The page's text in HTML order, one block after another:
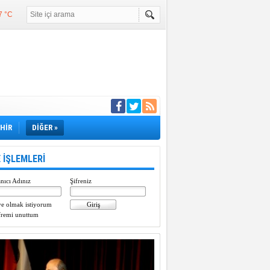
°C
girdi
DİĞER »
İŞLEMLERİ
Adınız Şifreniz
olmak istiyorum
unuttum